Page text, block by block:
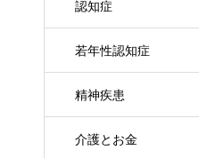
認知症
若年性認知症
精神疾患
介護とお金